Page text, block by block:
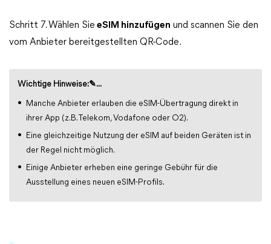
Schritt 7. Wählen Sie eSIM hinzufügen und scannen Sie den
vom Anbieter bereitgestellten QR-Code.
Wichtige Hinweise:✎...
Manche Anbieter erlauben die eSIM-Übertragung direkt in
ihrer App (z. B. Telekom, Vodafone oder O2).
Eine gleichzeitige Nutzung der eSIM auf beiden Geräten ist in
der Regel nicht möglich.
Einige Anbieter erheben eine geringe Gebühr für die
Ausstellung eines neuen eSIM-Profils.